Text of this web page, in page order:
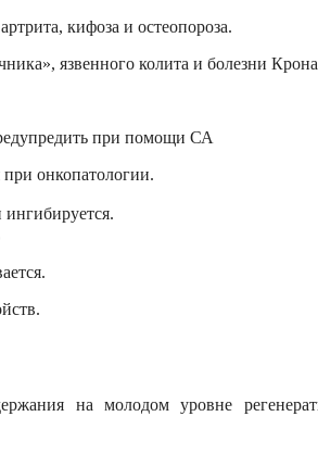
кифоза и остеопороза.
язвенного колита и болезни
при помощи СА
онкопатологии.
на молодом уровне